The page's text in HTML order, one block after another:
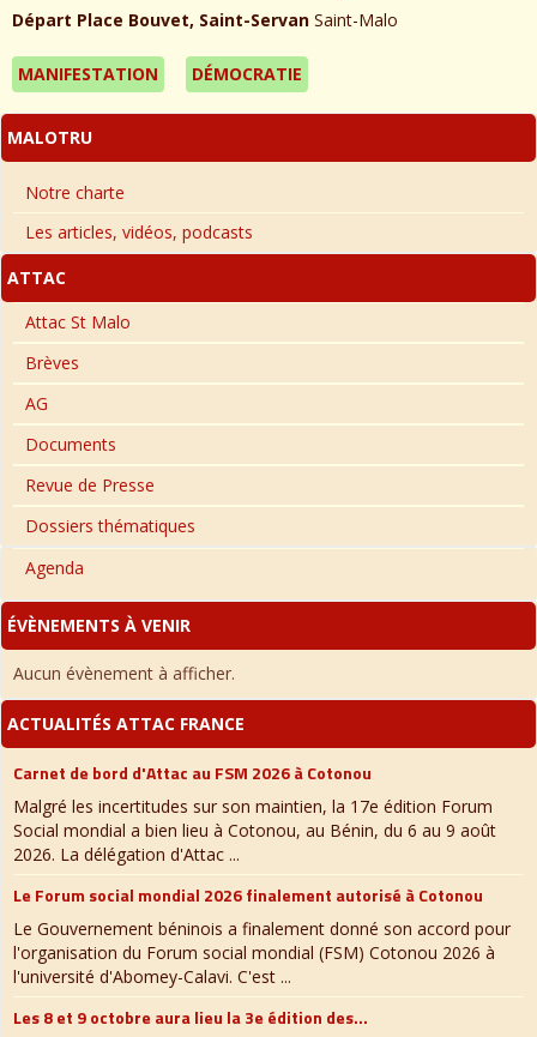
Départ Place Bouvet, Saint-Servan Saint-Malo
MANIFESTATION DÉMOCRATIE
MALOTRU
Notre charte
Les articles, vidéos, podcasts
ATTAC
Attac St Malo
Brèves
AG
Documents
Revue de Presse
Dossiers thématiques
Agenda
ÉVÈNEMENTS À VENIR
Aucun évènement à afficher.
ACTUALITÉS ATTAC FRANCE
Carnet de bord d'Attac au FSM 2026 à Cotonou
Malgré les incertitudes sur son maintien, la 17e édition Forum
Social mondial a bien lieu à Cotonou, au Bénin, du 6 au 9 août
2026. La délégation d'Attac ...
Le Forum social mondial 2026 finalement autorisé à Cotonou
Le Gouvernement béninois a finalement donné son accord pour
l'organisation du Forum social mondial (FSM) Cotonou 2026 à
l'université d'Abomey-Calavi. C'est ...
Les 8 et 9 octobre aura lieu la 3e édition des...